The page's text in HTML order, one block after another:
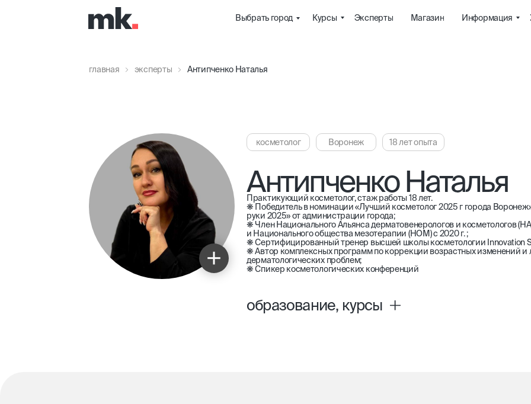
Выбрать город Курсы Эксперты Магазин Информация
Антипченко Наталья
главная эксперты
Антипченко Наталья
Практикующий косметолог, стаж работы 18 лет.
❋ Победитель в номинации «Лучший косметолог 2025 г города
руки 2025» от администрации города;
❋ Член Национального Альянса дерматовенерологов и косметологов
и Национального общества мезотерапии (НОМ) с 2020 г. ;
❋ Сертифицированный тренер высшей школы косметологии Innovation
❋ Автор комплексных программ по коррекции возрастных изменений и
дерматологических проблем;
❋ Спикер косметологических конференций
Воронеж 18 лет опыта
косметолог
образование, курсы